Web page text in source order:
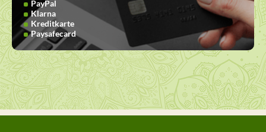
PayPal
Klarna
Kreditkarte
Paysafecard